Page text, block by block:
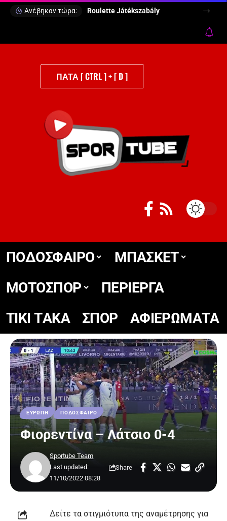
Ανέβηκαν τώρα: Roulette Játékszabály
ΠΑΤΑ [ CTRL ] + [ D ]
ΠΟΔΟΣΦΑΙΡΟ
ΜΠΑΣΚΕΤ
ΜΟΤΟΣΠΟΡ
ΠΕΡΙΕΡΓΑ
TIKΙ TΑΚΑ
ΣΠΟΡ ΑΦΙΕΡΩΜΑΤΑ
ΕΥΡΩΠΗ ΠΟΔΟΣΦΑΙΡΟ
Φιορεντίνα – Λάτσιο 0-4
Last updated:
11/10/2022 08:28
Sportube Team
Share
Δείτε τα στιγμιότυπα της αναμέτρησης για